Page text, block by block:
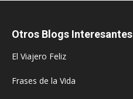
Otros Blogs Interesantes
El Viajero Feliz
Frases de la Vida